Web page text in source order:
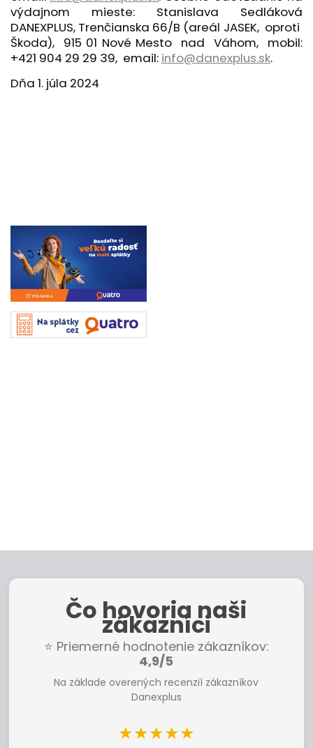
výdajnom mieste: Stanislava Sedláková
DANEXPLUS, Trenčianska 66/B (areál JASEK, oproti
Škoda), 915 01 Nové Mesto nad Váhom, mobil:
+421 904 29 29 39, email: info@danexplus.sk.
Dňa 1. júla 2024
Čo hovoria naši
zákazníci
⭐ Priemerné hodnotenie zákazníkov:
4,9/5
Na základe overených recenzií zákazníkov
Danexplus
★★★★★